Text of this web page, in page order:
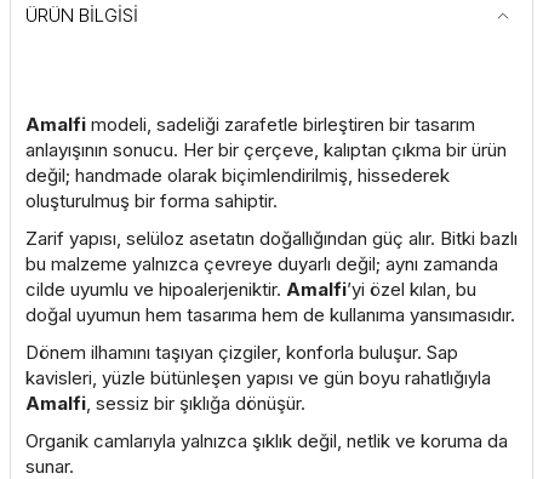
ÜRÜN BİLGİSİ
Amalfi modeli, sadeliği zarafetle birleştiren bir tasarım
anlayışının sonucu. Her bir çerçeve, kalıptan çıkma bir ürün
değil; handmade olarak biçimlendirilmiş, hissederek
oluşturulmuş bir forma sahiptir.
Zarif yapısı, selüloz asetatın doğallığından güç alır. Bitki bazlı
bu malzeme yalnızca çevreye duyarlı değil; aynı zamanda
cilde uyumlu ve hipoalerjeniktir. Amalfi’yi özel kılan, bu
doğal uyumun hem tasarıma hem de kullanıma yansımasıdır.
Dönem ilhamını taşıyan çizgiler, konforla buluşur. Sap
kavisleri, yüzle bütünleşen yapısı ve gün boyu rahatlığıyla
Amalfi, sessiz bir şıklığa dönüşür.
Organik camlarıyla yalnızca şıklık değil, netlik ve koruma da
sunar.